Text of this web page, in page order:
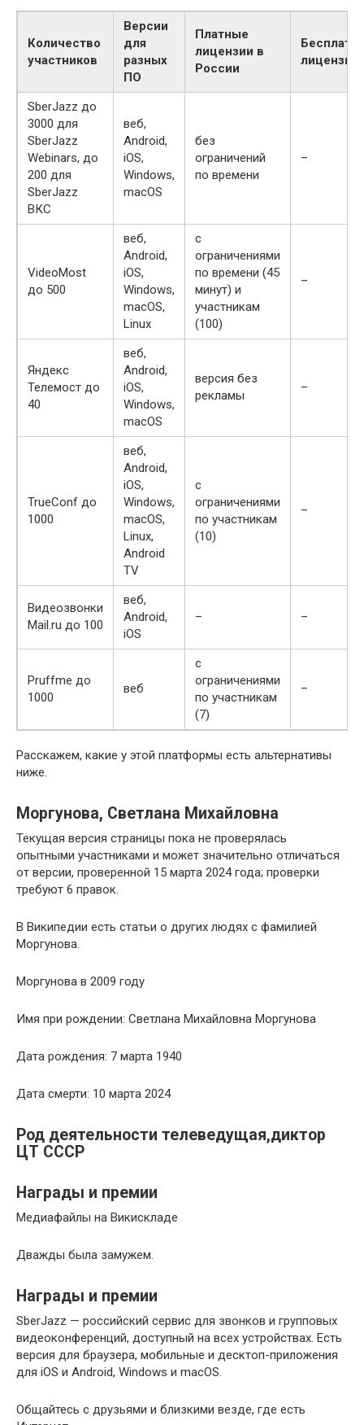
Количество
участников
Версии
для
разных
ПО
Платные
лицензии в
России
лицензии
SberJazz до
3000 для
SberJazz
Webinars, до
200 для
SberJazz
ВКС
веб,
Android,
iOS,
Windows,
macOS
без
ограничений
по времени
–
VideoMost
до 500
веб,
Android,
iOS,
Windows,
macOS,
Linux
с
ограничениями
по времени (45
минут) и
участникам
(100)
–
Яндекс
Телемост до
40
веб,
Android,
iOS,
Windows,
macOS
версия без
рекламы
–
TrueConf до
1000
веб,
Android,
iOS,
Windows,
macOS,
Linux,
Android
TV
с
ограничениями
по участникам
(10)
–
Видеозвонки
Mail.ru до 100
веб,
Android,
iOS
– –
Pruffme до
1000
веб
с
ограничениями
по участникам
(7)
–
Расскажем, какие у этой платформы есть альтернативы
ниже.
Моргунова, Светлана Михайловна
Текущая версия страницы пока не проверялась
опытными участниками и может значительно отличаться
от версии, проверенной 15 марта 2024 года; проверки
требуют 6 правок.
В Википедии есть статьи о других людях с фамилией
Моргунова.
Моргунова в 2009 году
Имя при рождении: Светлана Михайловна Моргунова
Дата рождения: 7 марта 1940
Дата смерти: 10 марта 2024
Род деятельности телеведущая,диктор
ЦТ СССР
Награды и премии
Медиафайлы на Викискладе
Дважды была замужем.
Награды и премии
SberJazz — российский сервис для звонков и групповых
видеоконференций, доступный на всех устройствах. Есть
версия для браузера, мобильные и десктоп-приложения
для iOS и Android, Windows и macOS.
Общайтесь с друзьями и близкими везде, где есть